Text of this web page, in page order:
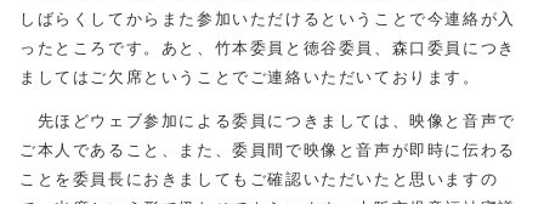
しばらくしてからまた参加いただけるということで今連絡が入
ったところです。あと、竹本委員と徳谷委員、森口委員につき
ましてはご欠席ということでご連絡いただいております。
先ほどウェブ参加による委員につきましては、映像と音声で
ご本人であること、また、委員間で映像と音声が即時に伝わる
ことを委員長におきましてもご確認いただいたと思いますの